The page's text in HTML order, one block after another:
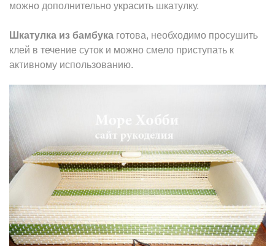
можно дополнительно украсить шкатулку.
Шкатулка из бамбука готова, необходимо просушить
клей в течение суток и можно смело приступать к
активному использованию.